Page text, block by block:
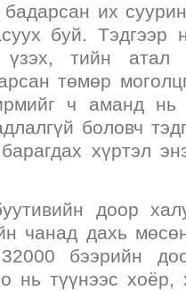
бадарсан их
буй.
тийн атал
төмөр
ч аманд нь
боловч
хүртэл
доор
чанад дахь
бээрийн
нь түүнээс хоёр,